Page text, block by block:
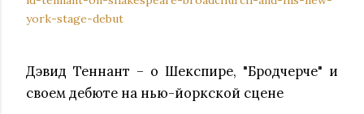
york-stage-debut
Дэвид Теннант – о Шекспире, "Бродчерче" и
своем дебюте на нью-йоркской сцене